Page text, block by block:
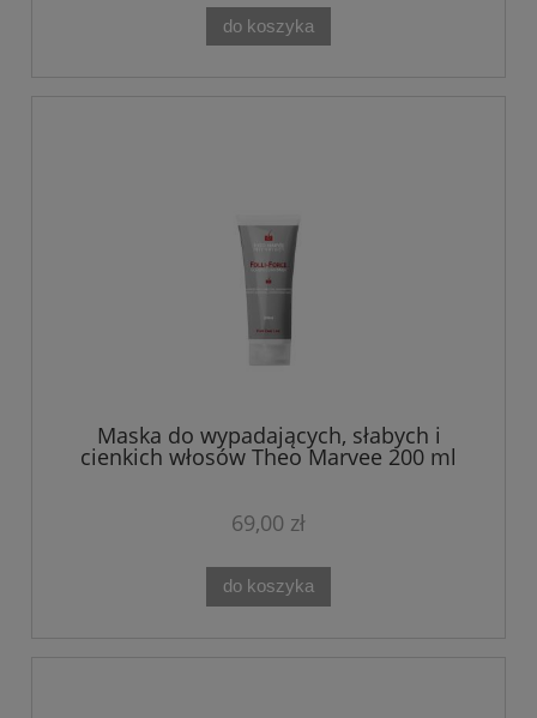
do koszyka
Maska do wypadających, słabych i
cienkich włosów Theo Marvee 200 ml
69,00 zł
do koszyka